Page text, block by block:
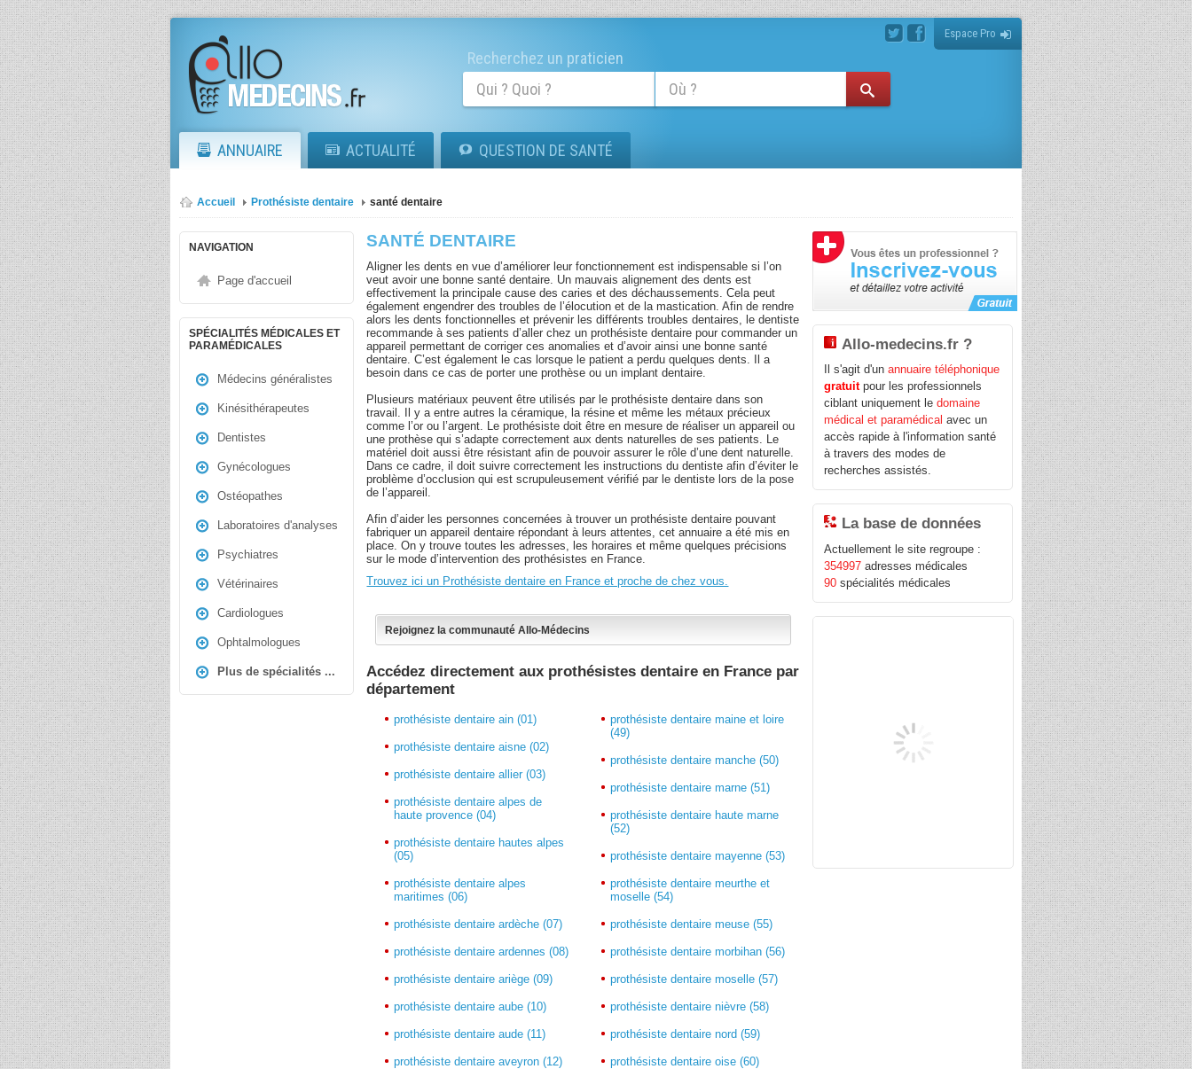
Espace Pro
Recherchez un praticien
ANNUAIRE ACTUALITÉ QUESTION DE SANTÉ
Accueil Prothésiste dentaire santé dentaire
NAVIGATION
Page d'accueil
SPÉCIALITÉS MÉDICALES ET
PARAMÉDICALES
Médecins généralistes
Kinésithérapeutes
Dentistes
Gynécologues
Ostéopathes
Laboratoires d'analyses
Psychiatres
Vétérinaires
Cardiologues
Ophtalmologues
Plus de spécialités ...
SANTÉ DENTAIRE
Aligner les dents en vue d’améliorer leur fonctionnement est indispensable si l’on
veut avoir une bonne santé dentaire. Un mauvais alignement des dents est
effectivement la principale cause des caries et des déchaussements. Cela peut
également engendrer des troubles de l’élocution et de la mastication. Afin de rendre
alors les dents fonctionnelles et prévenir les différents troubles dentaires, le dentiste
recommande à ses patients d’aller chez un prothésiste dentaire pour commander un
appareil permettant de corriger ces anomalies et d’avoir ainsi une bonne santé
dentaire. C’est également le cas lorsque le patient a perdu quelques dents. Il a
besoin dans ce cas de porter une prothèse ou un implant dentaire.
Plusieurs matériaux peuvent être utilisés par le prothésiste dentaire dans son
travail. Il y a entre autres la céramique, la résine et même les métaux précieux
comme l’or ou l’argent. Le prothésiste doit être en mesure de réaliser un appareil ou
une prothèse qui s’adapte correctement aux dents naturelles de ses patients. Le
matériel doit aussi être résistant afin de pouvoir assurer le rôle d’une dent naturelle.
Dans ce cadre, il doit suivre correctement les instructions du dentiste afin d’éviter le
problème d’occlusion qui est scrupuleusement vérifié par le dentiste lors de la pose
de l’appareil.
Afin d’aider les personnes concernées à trouver un prothésiste dentaire pouvant
fabriquer un appareil dentaire répondant à leurs attentes, cet annuaire a été mis en
place. On y trouve toutes les adresses, les horaires et même quelques précisions
sur le mode d’intervention des prothésistes en France.
Trouvez ici un Prothésiste dentaire en France et proche de chez vous.
Rejoignez la communauté Allo-Médecins
Accédez directement aux prothésistes dentaire en France par
département
prothésiste dentaire ain (01)
prothésiste dentaire aisne (02)
prothésiste dentaire allier (03)
prothésiste dentaire alpes de
haute provence (04)
prothésiste dentaire hautes alpes
(05)
prothésiste dentaire alpes
maritimes (06)
prothésiste dentaire ardèche (07)
prothésiste dentaire ardennes (08)
prothésiste dentaire ariège (09)
prothésiste dentaire aube (10)
prothésiste dentaire aude (11)
prothésiste dentaire aveyron (12)
prothésiste dentaire maine et loire
(49)
prothésiste dentaire manche (50)
prothésiste dentaire marne (51)
prothésiste dentaire haute marne
(52)
prothésiste dentaire mayenne (53)
prothésiste dentaire meurthe et
moselle (54)
prothésiste dentaire meuse (55)
prothésiste dentaire morbihan (56)
prothésiste dentaire moselle (57)
prothésiste dentaire nièvre (58)
prothésiste dentaire nord (59)
prothésiste dentaire oise (60)
Allo-medecins.fr ?
Il s'agit d'unannuaire téléphonique
gratuitpour les professionnels
ciblant uniquement ledomaine
médical et paramédical avec un
accès rapide à l'information santé
à travers des modes de
recherches assistés.
La base de données
Actuellement le site regroupe :
354997 adresses médicales
90 spécialités médicales